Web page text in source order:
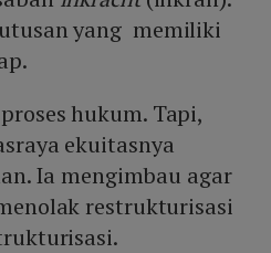
yang memiliki
hukum. Tapi,
ekuitasnya
Ia mengimbau agar
restrukturisasi